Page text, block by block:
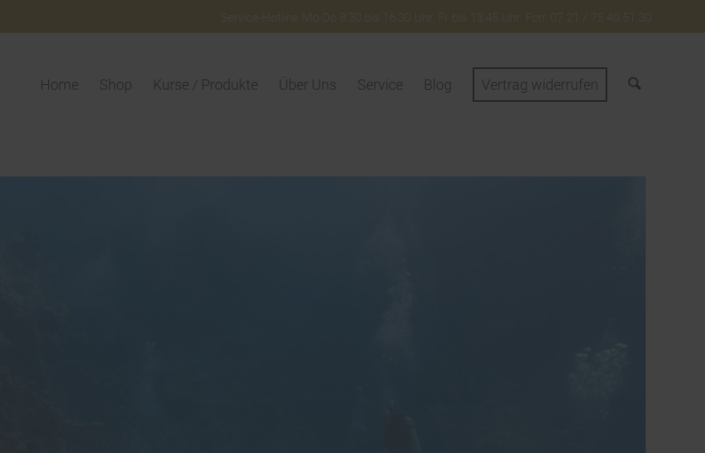
Service-Hotline Mo-Do 8:30 bis 16:30 Uhr. Fr bis 13:45 Uhr. Fon: 07 21 / 75 40 51 30
Home Shop Kurse / Produkte Über Uns Service Blog Vertrag widerrufen